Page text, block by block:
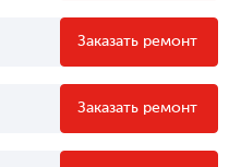
Заказать ремонт
Заказать ремонт